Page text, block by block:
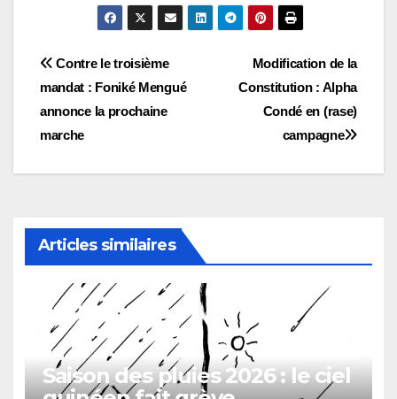
Navigation
de
l’article
Modification de la
Constitution : Alpha
Condé en (rase)
campagne
Contre le troisième
mandat : Foniké Mengué
annonce la prochaine
marche
Articles similaires
Saison des pluies 2026 : le ciel